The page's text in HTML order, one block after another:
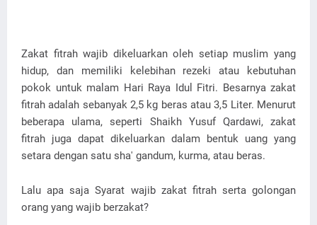
Zakat fitrah wajib dikeluarkan oleh setiap muslim yang
hidup, dan memiliki kelebihan rezeki atau kebutuhan
pokok untuk malam Hari Raya Idul Fitri. Besarnya zakat
fitrah adalah sebanyak 2,5 kg beras atau 3,5 Liter. Menurut
beberapa ulama, seperti Shaikh Yusuf Qardawi, zakat
fitrah juga dapat dikeluarkan dalam bentuk uang yang
setara dengan satu sha' gandum, kurma, atau beras.
Lalu apa saja Syarat wajib zakat fitrah serta golongan
orang yang wajib berzakat?